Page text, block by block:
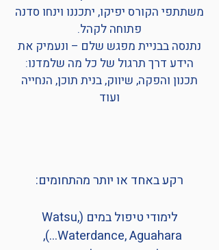
משתתפי הקורס יפיקו, יתכננו וינחו סדנה
פתוחה לקהל.
נתנסה בבניית מפגש שלם – ונעמיק את
הידע דרך תרגול של כל מה שלמדנו:
תכנון והפקה, שיווק, בנית תוכן, הנחייה
ועוד
רקע באחד או יותר מהתחומים:
לימודי טיפול במים (Watsu,
Waterdance, Aguahara…),